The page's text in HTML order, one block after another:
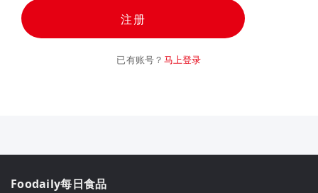
注册
已有账号？ 马上登录
Foodaily每日食品